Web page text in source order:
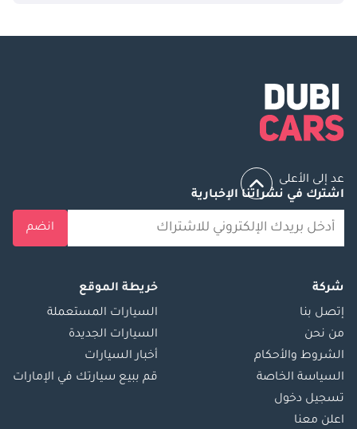
عد إلى الأعلى
اشترك في نشراتنا الإخبارية
انضم
شركة
إتصل بنا
من نحن
الشروط والأحكام
السياسة الخاصة
تسجيل دخول
اعلن معنا
خريطة الموقع
السيارات المستعملة
السيارات الجديدة
أخبار السيارات
قم ببيع سيارتك في الإمارات